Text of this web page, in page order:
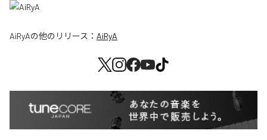
AiRyAの他のリリース： AiRyA